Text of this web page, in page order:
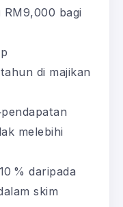
bagi
di majikan
melebihi
% daripada
skim